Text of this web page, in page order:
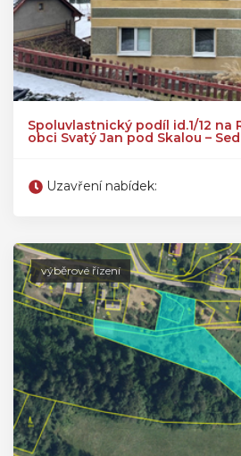
Spoluvlastnický podíl id.1/12 na
obci Svatý Jan pod Skalou –
Uzavření nabídek:
výběrové řízení